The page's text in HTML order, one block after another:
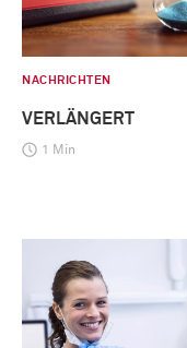
NACHRICHTEN
VERLÄNGERT
1 Min